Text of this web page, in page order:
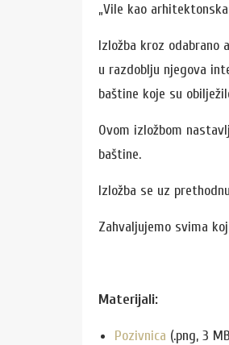
„Vile kao
Izložba kroz
u razdoblju njegova
baštine koje su
Ovom izložbom
baštine.
Izložba se uz
Zahvaljujemo svima
Materijali:
Pozivnica (.png, 3